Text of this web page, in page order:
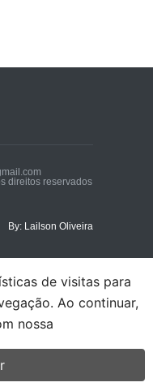
direitos reservados
By: Lailson Oliveira
de visitas para
Ao continuar,
nossa